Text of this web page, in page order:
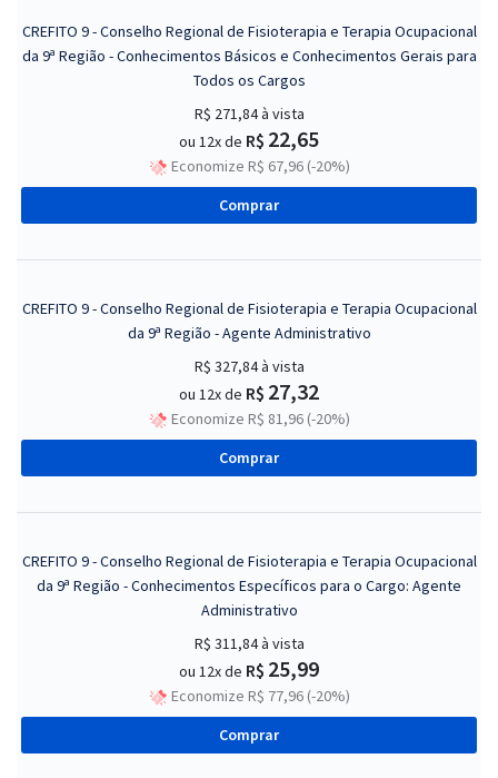
CREFITO 9 - Conselho Regional de Fisioterapia e Terapia Ocupacional
da 9ª Região - Conhecimentos Básicos e Conhecimentos Gerais para
Todos os Cargos
R$ 271,84à vista
ou 12x de R$ 22,65
Economize R$ 67,96 (-20%)
Comprar
CREFITO 9 - Conselho Regional de Fisioterapia e Terapia Ocupacional
da 9ª Região - Agente Administrativo
R$ 327,84à vista
ou 12x de R$ 27,32
Economize R$ 81,96 (-20%)
Comprar
CREFITO 9 - Conselho Regional de Fisioterapia e Terapia Ocupacional
da 9ª Região - Conhecimentos Específicos para o Cargo: Agente
Administrativo
R$ 311,84à vista
ou 12x de R$ 25,99
Economize R$ 77,96 (-20%)
Comprar